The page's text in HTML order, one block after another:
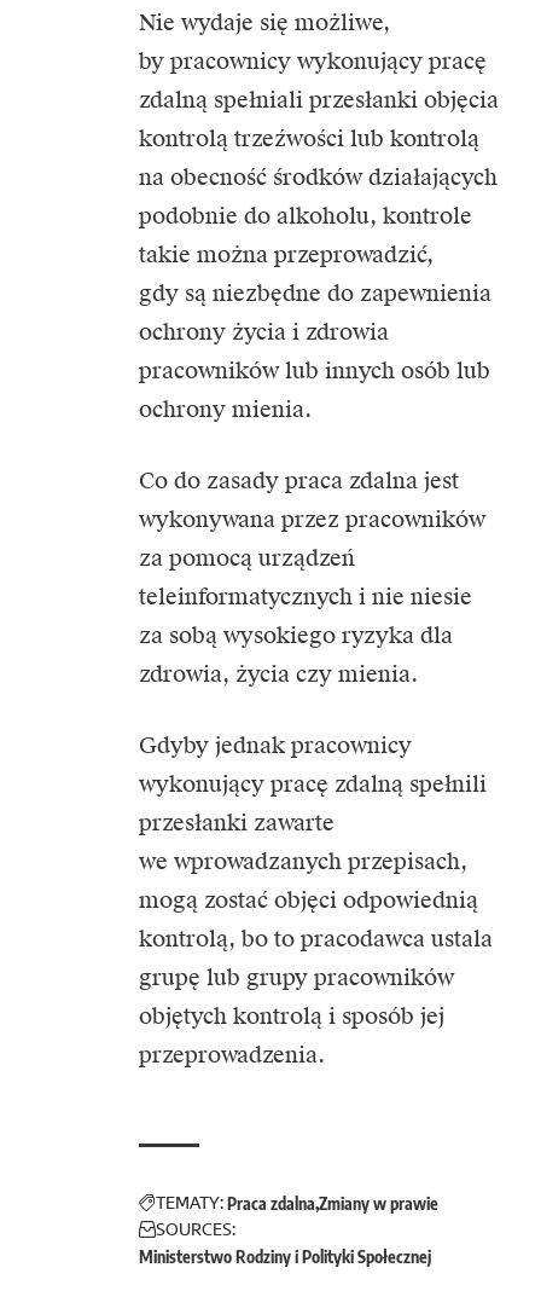
Nie wydaje się możliwe,
by pracownicy wykonujący pracę
zdalną spełniali przesłanki objęcia
kontrolą trzeźwości lub kontrolą
na obecność środków działających
podobnie do alkoholu, kontrole
takie można przeprowadzić,
gdy są niezbędne do zapewnienia
ochrony życia i zdrowia
pracowników lub innych osób lub
ochrony mienia.
Co do zasady praca zdalna jest
wykonywana przez pracowników
za pomocą urządzeń
teleinformatycznych i nie niesie
za sobą wysokiego ryzyka dla
zdrowia, życia czy mienia.
Gdyby jednak pracownicy
wykonujący pracę zdalną spełnili
przesłanki zawarte
we wprowadzanych przepisach,
mogą zostać objęci odpowiednią
kontrolą, bo to pracodawca ustala
grupę lub grupy pracowników
objętych kontrolą i sposób jej
przeprowadzenia.
TEMATY:Praca zdalna Zmiany w prawie
SOURCES:
Ministerstwo Rodziny i Polityki Społecznej